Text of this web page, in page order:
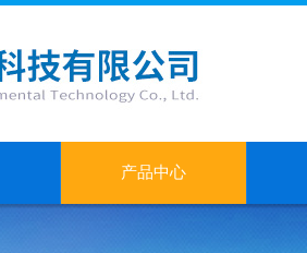
产品中心